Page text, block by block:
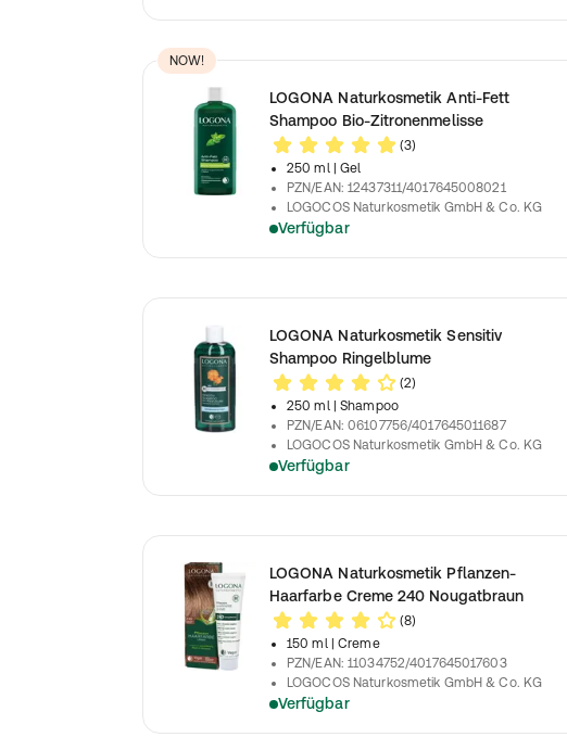
NOW!
LOGONA Naturkosmetik Anti-Fett
Shampoo Bio-Zitronenmelisse
(3)
250 ml
| Gel
PZN/EAN:12437311/4017645008021
LOGOCOS Naturkosmetik GmbH & Co. KG
Verfügbar
LOGONA Naturkosmetik Sensitiv
Shampoo Ringelblume
(2)
250 ml
| Shampoo
PZN/EAN:06107756/4017645011687
LOGOCOS Naturkosmetik GmbH & Co. KG
Verfügbar
LOGONA Naturkosmetik Pflanzen-
Haarfarbe Creme 240 Nougatbraun
(8)
150 ml
| Creme
PZN/EAN:11034752/4017645017603
LOGOCOS Naturkosmetik GmbH & Co. KG
Verfügbar